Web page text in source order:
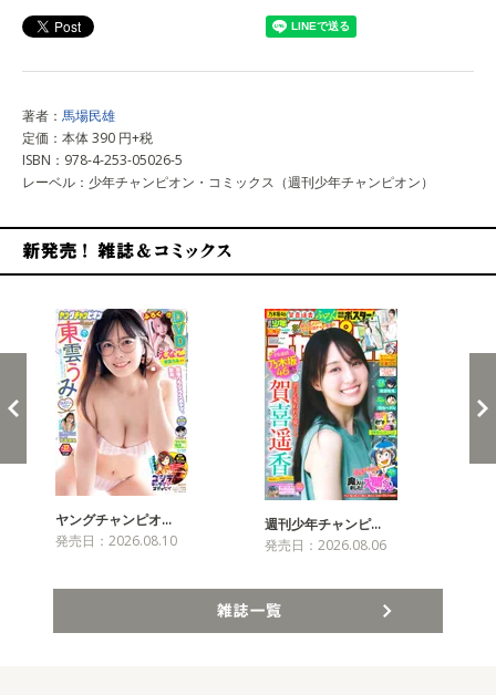
著者： 馬場民雄
定価：本体 390 円+税
ISBN：978-4-253-05026-5
レーベル：少年チャンピオン・コミックス（週刊少年チャンピオン）
ヤングチャンピオ…
発売日：2026.08.10
週刊少年チャンピ…
発売日：2026.08.06